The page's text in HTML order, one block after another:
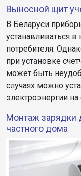
Выносной щит
В Беларуси
устанавливаться
потребителя.
при установке
может быть
случаях можно
электроэнергии на
Монтаж зарядки
частного дома